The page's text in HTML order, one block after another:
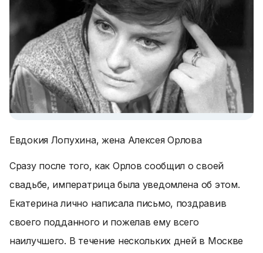
Евдокия Лопухина, жена Алексея Орлова
Сразу после того, как Орлов сообщил о своей
свадьбе, императрица была уведомлена об этом.
Екатерина лично написала письмо, поздравив
своего подданного и пожелав ему всего
наилучшего. В течение нескольких дней в Москве